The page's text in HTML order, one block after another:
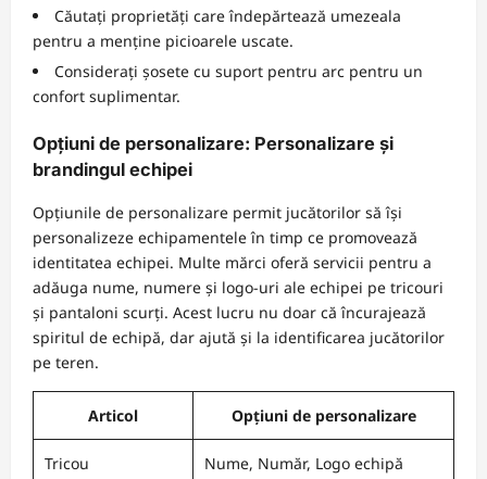
Căutați proprietăți care îndepărtează umezeala
pentru a menține picioarele uscate.
Considerați șosete cu suport pentru arc pentru un
confort suplimentar.
Opțiuni de personalizare: Personalizare și
brandingul echipei
Opțiunile de personalizare permit jucătorilor să își
personalizeze echipamentele în timp ce promovează
identitatea echipei. Multe mărci oferă servicii pentru a
adăuga nume, numere și logo-uri ale echipei pe tricouri
și pantaloni scurți. Acest lucru nu doar că încurajează
spiritul de echipă, dar ajută și la identificarea jucătorilor
pe teren.
Articol Opțiuni de personalizare
Tricou Nume, Număr, Logo echipă